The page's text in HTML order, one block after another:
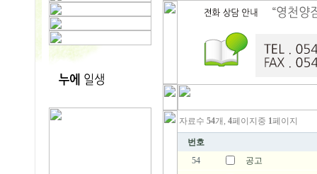
자료수 54개, 4페이지중 1페이지
번호
54
공고